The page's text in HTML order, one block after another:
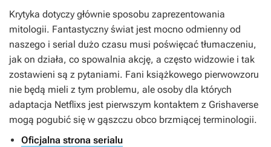
Krytyka dotyczy głównie sposobu zaprezentowania
mitologii. Fantastyczny świat jest mocno odmienny od
naszego i serial dużo czasu musi poświęcać tłumaczeniu,
jak on działa, co spowalnia akcję, a często widzowie i tak
zostawieni są z pytaniami. Fani książkowego pierwowzoru
nie będą mieli z tym problemu, ale osoby dla których
adaptacja Netflixs jest pierwszym kontaktem z Grishaverse
mogą pogubić się w gąszczu obco brzmiącej terminologii.
Oficjalna strona serialu